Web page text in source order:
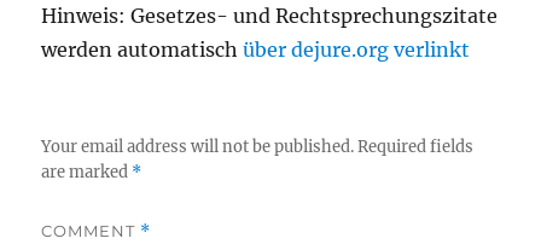
Hinweis: Gesetzes- und Rechtsprechungszitate
werden automatischüber dejure.org verlinkt
Your email address will not be published. Required fields
are marked *
COMMENT *